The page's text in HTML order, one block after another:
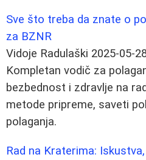
Sve što treba da znate o
za BZNR
Vidoje Radulaški 2025-05-
Kompletan vodič za
bezbednost i zdravlje na
metode pripreme, saveti
polaganja.
Rad na Kraterima: